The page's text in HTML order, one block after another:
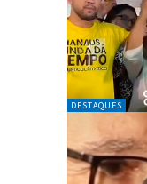
DESTAQUES